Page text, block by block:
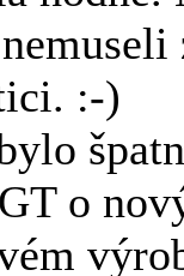
:-)
o